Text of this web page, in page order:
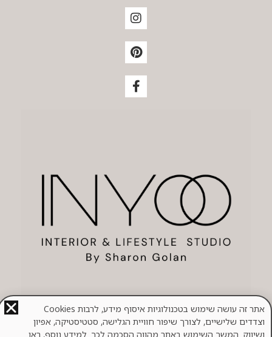
אתר זה עושה שימוש בטכנולוגיות איסוף מידע, לרבות Cookies
וצדדים שלישיים, לצורך שיפור חוויית הגלישה, סטטיסטיקה, אפיון
ושיווק. המשך השימוש באתר מהווה הסכמה לכך. למידע נוסף, ראו